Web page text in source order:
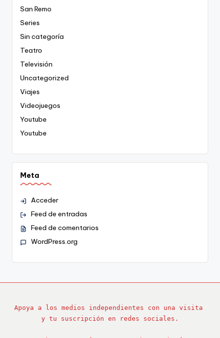
San Remo
Series
Sin categoría
Teatro
Televisión
Uncategorized
Viajes
Videojuegos
Youtube
Youtube
Meta
Acceder
Feed de entradas
Feed de comentarios
WordPress.org
Apoya a los medios independientes con una visita
y tu suscripción en redes sociales.